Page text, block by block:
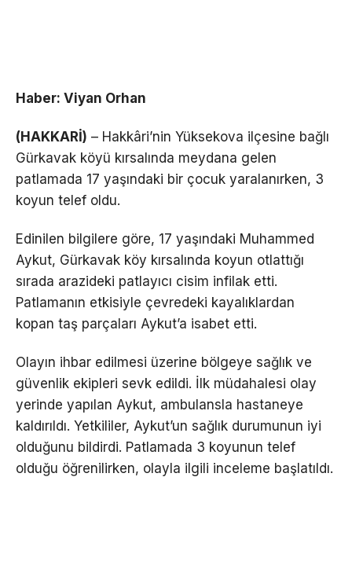
Haber: Viyan Orhan
(HAKKARİ) – Hakkâri’nin Yüksekova ilçesine bağlı
Gürkavak köyü kırsalında meydana gelen
patlamada 17 yaşındaki bir çocuk yaralanırken, 3
koyun telef oldu.
Edinilen bilgilere göre, 17 yaşındaki Muhammed
Aykut, Gürkavak köy kırsalında koyun otlattığı
sırada arazideki patlayıcı cisim infilak etti.
Patlamanın etkisiyle çevredeki kayalıklardan
kopan taş parçaları Aykut’a isabet etti.
Olayın ihbar edilmesi üzerine bölgeye sağlık ve
güvenlik ekipleri sevk edildi. İlk müdahalesi olay
yerinde yapılan Aykut, ambulansla hastaneye
kaldırıldı. Yetkililer, Aykut’un sağlık durumunun iyi
olduğunu bildirdi. Patlamada 3 koyunun telef
olduğu öğrenilirken, olayla ilgili inceleme başlatıldı.